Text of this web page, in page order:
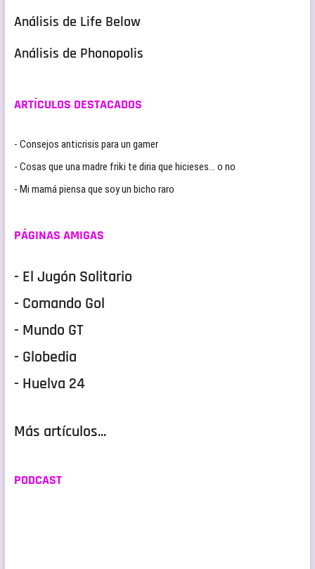
Análisis de Life Below
Análisis de Phonopolis
ARTÍCULOS DESTACADOS
- Consejos anticrisis para un gamer
- Cosas que una madre friki te diria que hicieses… o no
- Mi mamá piensa que soy un bicho raro
PÁGINAS AMIGAS
- El Jugón Solitario
- Comando Gol
- Mundo GT
- Globedia
- Huelva 24
Más artículos...
PODCAST